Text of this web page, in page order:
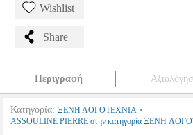
Wishlist
Share
Περιγραφή
Κατηγορία: ΞΕΝΗ ΛΟΓΟΤΕΧΝΙΑ •
ASSOULINE PIERRE στην κατηγορία ΞΕΝΗ